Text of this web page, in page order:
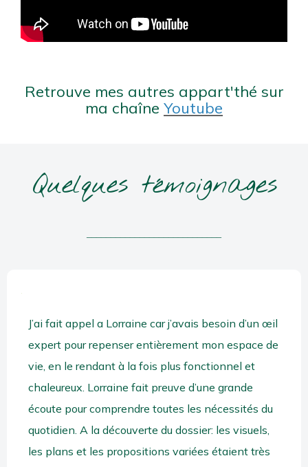
Retrouve mes autres appart'thé sur
ma chaîne Youtube
Quelques témoignages
J’ai fait appel a Lorraine car j’avais besoin d’un œil
expert pour repenser entièrement mon espace de
vie, en le rendant à la fois plus fonctionnel et
chaleureux. Lorraine fait preuve d’une grande
écoute pour comprendre toutes les nécessités du
quotidien. A la découverte du dossier: les visuels,
les plans et les propositions variées étaient très